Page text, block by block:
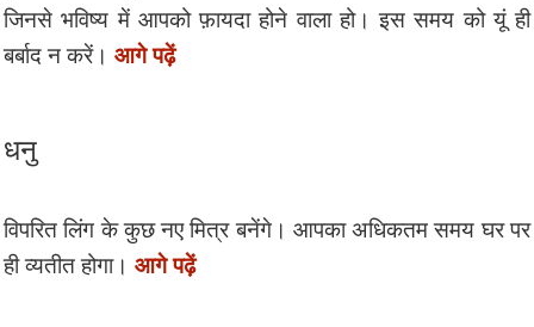
जिनसे भविष्य में आपको फ़ायदा होने वाला हो। इस समय को यूं ही
बर्बाद न करें। आगे पढ़ें
धनु
विपरित लिंग के कुछ नए मित्र बनेंगे। आपका अधिकतम समय घर पर
ही व्यतीत होगा। आगे पढ़ें